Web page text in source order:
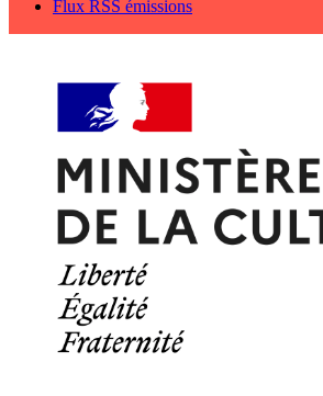
Flux RSS émissions